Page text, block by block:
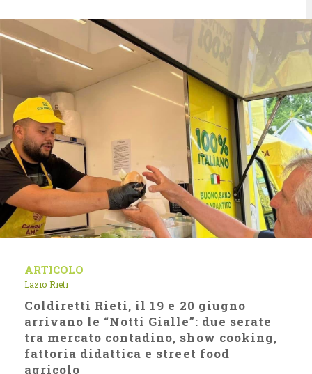
ARTICOLO
Lazio Rieti
Coldiretti Rieti, il 19 e 20 giugno
arrivano le “Notti Gialle”: due serate
tra mercato contadino, show cooking,
fattoria didattica e street food
agricolo